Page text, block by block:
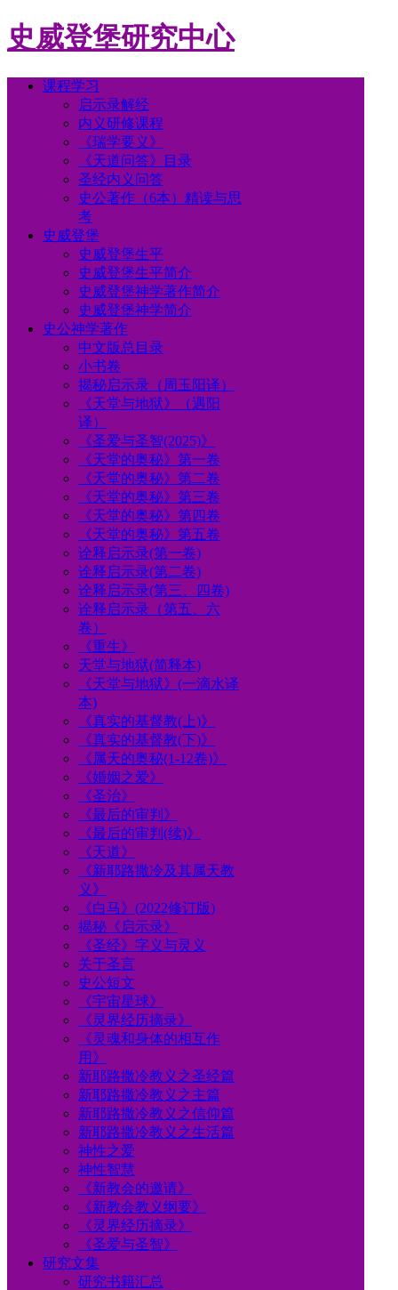
史威登堡研究中心
课程学习
启示录解经
内义研修课程
《瑞学要义》
《天道问答》目录
圣经内义问答
史公著作（6本）精读与思
考
史威登堡
史威登堡生平
史威登堡生平简介
史威登堡神学著作简介
史威登堡神学简介
史公神学著作
中文版总目录
小书卷
揭秘启示录（周玉阳译）
《天堂与地狱》（遇阳
译）
《圣爱与圣智(2025)》
《天堂的奥秘》第一卷
《天堂的奥秘》第二卷
《天堂的奥秘》第三卷
《天堂的奥秘》第四卷
《天堂的奥秘》第五卷
诠释启示录(第一卷)
诠释启示录(第二卷)
诠释启示录(第三、四卷)
诠释启示录（第五、六
卷）
《重生》
天堂与地狱(简释本)
《天堂与地狱》(一滴水译
本)
《真实的基督教(上)》
《真实的基督教(下)》
《属天的奥秘(1-12卷)》
《婚姻之爱》
《圣治》
《最后的审判》
《最后的审判(续)》
《天道》
《新耶路撒冷及其属天教
义》
《白马》(2022修订版)
揭秘《启示录》
《圣经》字义与灵义
关于圣言
史公短文
《宇宙星球》
《灵界经历摘录》
《灵魂和身体的相互作
用》
新耶路撒冷教义之圣经篇
新耶路撒冷教义之主篇
新耶路撒冷教义之信仰篇
新耶路撒冷教义之生活篇
神性之爱
神性智慧
《新教会的邀请》
《新教会教义纲要》
《灵界经历摘录》
《圣爱与圣智》
研究文集
研究书籍汇总